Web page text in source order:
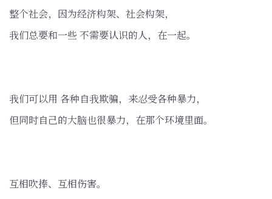
整个社会，因为经济构架、社会构架，
我们总要和一些 不需要认识的人，在一起。
我们可以用 各种自我欺骗，来忍受各种暴力，
但同时自己的大脑也很暴力，在那个环境里面。
互相吹捧、互相伤害。